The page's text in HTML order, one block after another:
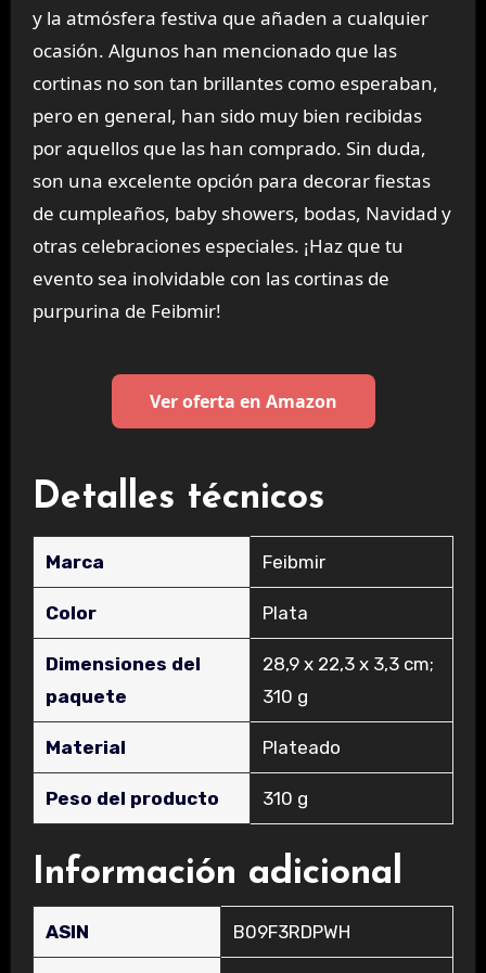
y la atmósfera festiva que añaden a cualquier
ocasión. Algunos han mencionado que las
cortinas no son tan brillantes como esperaban,
pero en general, han sido muy bien recibidas
por aquellos que las han comprado. Sin duda,
son una excelente opción para decorar fiestas
de cumpleaños, baby showers, bodas, Navidad y
otras celebraciones especiales. ¡Haz que tu
evento sea inolvidable con las cortinas de
purpurina de Feibmir!
Ver oferta en Amazon
Detalles técnicos
Marca ‎Feibmir
Color ‎Plata
Dimensiones del
paquete
‎28,9 x 22,3 x 3,3 cm;
310 g
Material ‎Plateado
Peso del producto ‎310 g
Información adicional
ASIN B09F3RDPWH